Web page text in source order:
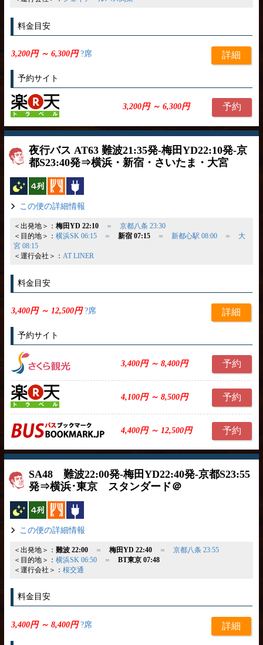
料金目安
3,200円 ～ 6,300円?席 詳細
予約サイト
3,200円 ～ 6,300円 予約
夜行バス AT63 難波21:35発-梅田YD22:10発-京
都S23:40発⇒横浜・新宿・さいたま・大宮
夜行バス
横4列 カーテン
この便の詳細情報
＜出発地＞： 梅田YD 22:10＝ 京都八条 23:30
＜目的地＞： 横浜SK 06:15＝ 新宿 07:15＝ 新都心駅 08:00＝
大
宮 08:15
＜運行会社＞： AT LINER
料金目安
3,400円 ～ 12,500円?席 詳細
予約サイト
3,400円 ～ 8,400円 予約
4,100円 ～ 8,500円 予約
4,400円 ～ 12,500円 予約
SA48 難波22:00発-梅田YD22:40発-京都S23:55
発⇒横浜･東京 スタンダード＠
夜行バス
横4列 カーテン
この便の詳細情報
＜出発地＞： 難波 22:00＝ 梅田YD 22:40＝ 京都八条 23:55
＜目的地＞： 横浜SK 06:50＝ BT東京 07:48
＜運行会社＞： 桜交通
料金目安
3,400円 ～ 8,400円?席 詳細